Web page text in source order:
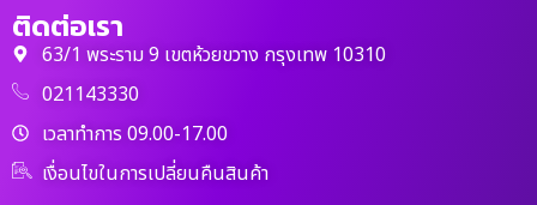
ติดต่อเรา
63/1 พระราม 9 เขตห้วยขวาง กรุงเทพ 10310
021143330
เวลาทำการ 09.00-17.00
เงื่อนไขในการเปลี่ยนคืนสินค้า